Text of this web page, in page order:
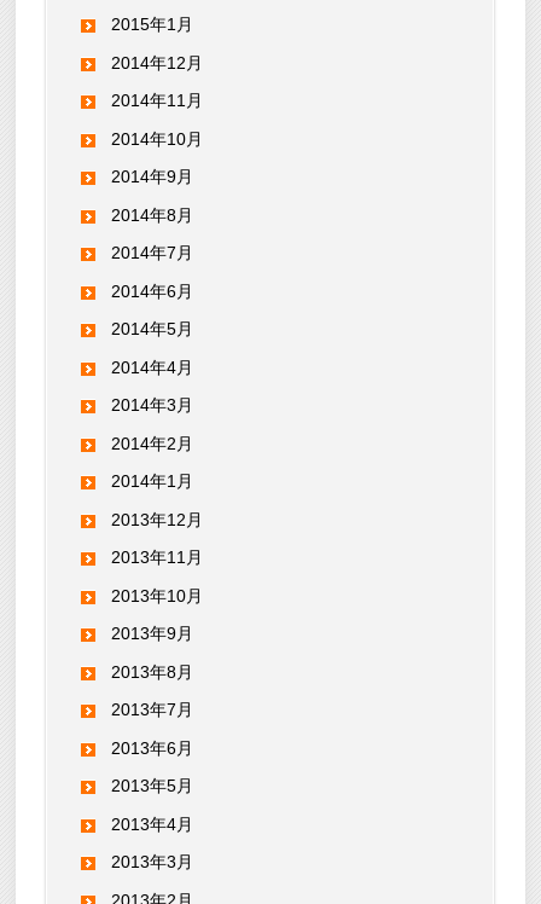
2015年1月
2014年12月
2014年11月
2014年10月
2014年9月
2014年8月
2014年7月
2014年6月
2014年5月
2014年4月
2014年3月
2014年2月
2014年1月
2013年12月
2013年11月
2013年10月
2013年9月
2013年8月
2013年7月
2013年6月
2013年5月
2013年4月
2013年3月
2013年2月